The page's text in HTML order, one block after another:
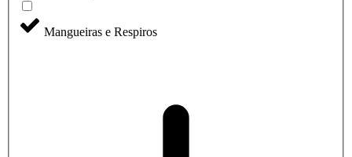
Mangueiras e Respiros